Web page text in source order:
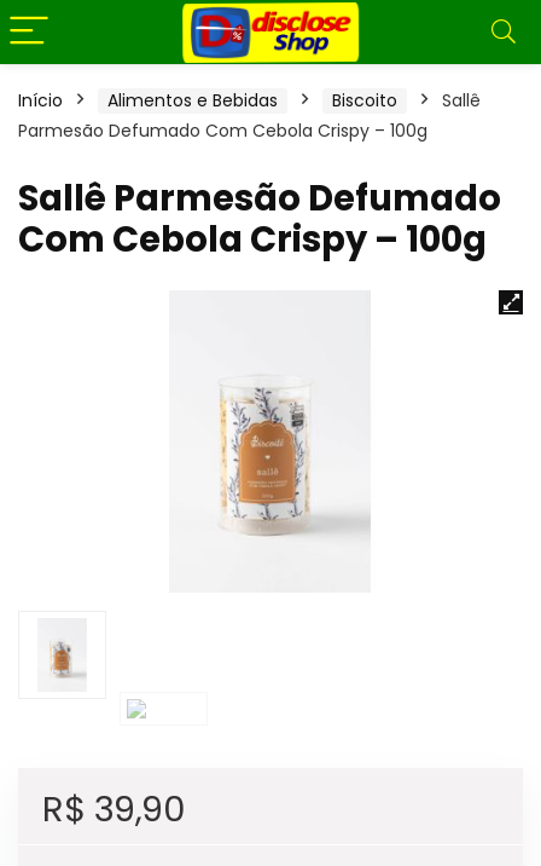
Início Alimentos e Bebidas Biscoito
Sallê
Parmesão Defumado Com Cebola Crispy – 100g
Sallê Parmesão Defumado
Com Cebola Crispy – 100g
R$ 39,90